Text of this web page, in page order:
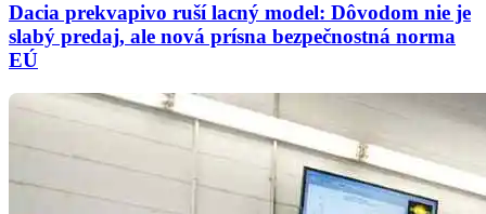
Dacia prekvapivo ruší lacný model: Dôvodom nie je
slabý predaj, ale nová prísna bezpečnostná norma
EÚ